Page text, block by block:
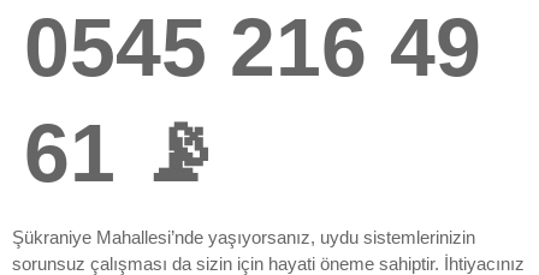
0545 216 49
61 📡
Şükraniye Mahallesi’nde yaşıyorsanız, uydu sistemlerinizin
sorunsuz çalışması da sizin için hayati öneme sahiptir. İhtiyacınız